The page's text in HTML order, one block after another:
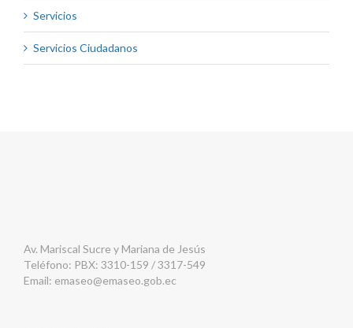
Servicios
Servicios Ciudadanos
Av. Mariscal Sucre y Mariana de Jesús
Teléfono: PBX: 3310-159 / 3317-549
Email: emaseo@emaseo.gob.ec